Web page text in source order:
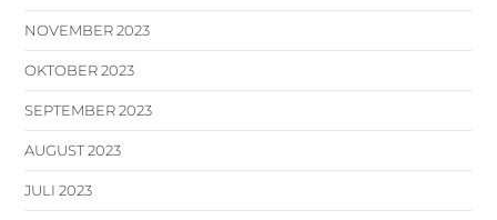
NOVEMBER 2023
OKTOBER 2023
SEPTEMBER 2023
AUGUST 2023
JULI 2023